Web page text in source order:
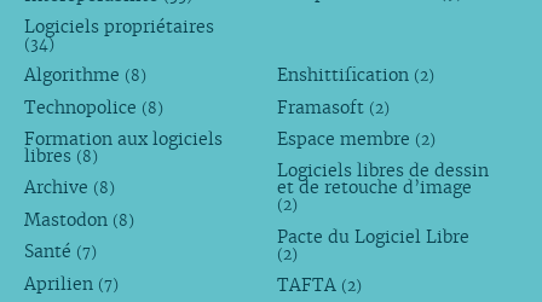
Logiciels propriétaires
(34)
Algorithme (8)
Technopolice (8)
Formation aux logiciels
libres (8)
Archive (8)
Mastodon (8)
Santé (7)
Aprilien (7)
Enshittification (2)
Framasoft (2)
Espace membre (2)
Logiciels libres de dessin
et de retouche d’image
(2)
Pacte du Logiciel Libre
(2)
TAFTA (2)